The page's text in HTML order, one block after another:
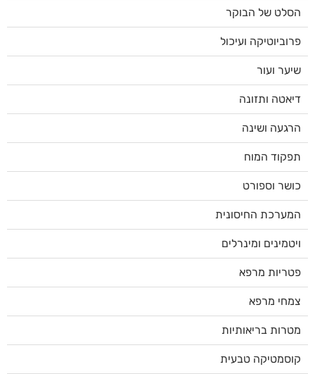
הסלט של הבוקר
פרוביוטיקה ועיכול
שיער ועור
דיאטה ותזונה
הרגעה ושינה
תפקוד המוח
כושר וספורט
המערכת החיסונית
ויטמינים ומינרלים
פטריות מרפא
צמחי מרפא
מטרות בריאותיות
קוסמטיקה טבעית